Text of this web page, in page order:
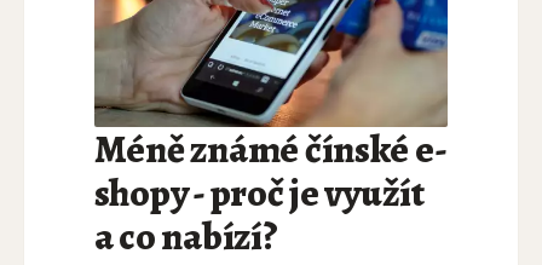
Méně známé čínské e-
shopy - proč je využít
a co nabízí?